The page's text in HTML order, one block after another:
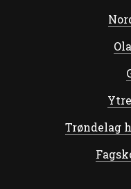
Trøndelag